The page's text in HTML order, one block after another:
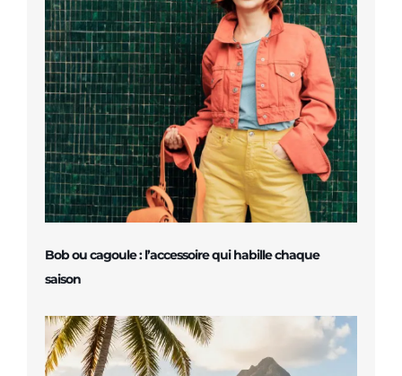
Bob ou cagoule : l’accessoire qui habille chaque
saison